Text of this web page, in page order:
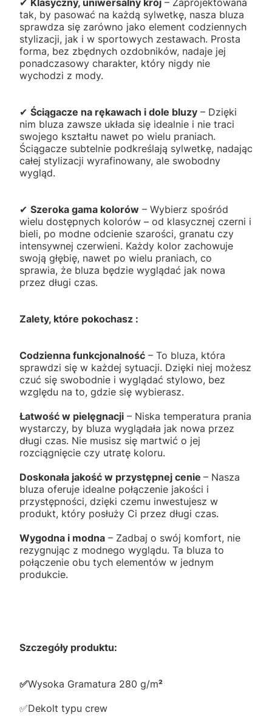
tak, by pasować na każdą sylwetkę, nasza bluza
sprawdza się zarówno jako element codziennych
stylizacji, jak i w sportowych zestawach. Prosta
forma, bez zbędnych ozdobników, nadaje jej
ponadczasowy charakter, który nigdy nie
wychodzi z mody.
✔ Ściągacze na rękawach i dole bluzy – Dzięki
nim bluza zawsze układa się idealnie i nie traci
swojego kształtu nawet po wielu praniach.
Ściągacze subtelnie podkreślają sylwetkę, nadając
całej stylizacji wyrafinowany, ale swobodny
wygląd.
✔ Szeroka gama kolorów – Wybierz spośród
wielu dostępnych kolorów – od klasycznej czerni i
bieli, po modne odcienie szarości, granatu czy
intensywnej czerwieni. Każdy kolor zachowuje
swoją głębię, nawet po wielu praniach, co
sprawia, że bluza będzie wyglądać jak nowa
przez długi czas.
Zalety, które pokochasz :
Codzienna funkcjonalność – To bluza, która
sprawdzi się w każdej sytuacji. Dzięki niej możesz
czuć się swobodnie i wyglądać stylowo, bez
względu na to, gdzie się wybierasz.
Łatwość w pielęgnacji – Niska temperatura prania
wystarczy, by bluza wyglądała jak nowa przez
długi czas. Nie musisz się martwić o jej
rozciągnięcie czy utratę koloru.
Doskonała jakość w przystępnej cenie – Nasza
bluza oferuje idealne połączenie jakości i
przystępności, dzięki czemu inwestujesz w
produkt, który posłuży Ci przez długi czas.
Wygodna i modna – Zadbaj o swój komfort, nie
rezygnując z modnego wyglądu. Ta bluza to
połączenie obu tych elementów w jednym
produkcie.
Szczegóły produktu:
✅️Wysoka Gramatura 280 g/m²
✅️Dekolt typu crew